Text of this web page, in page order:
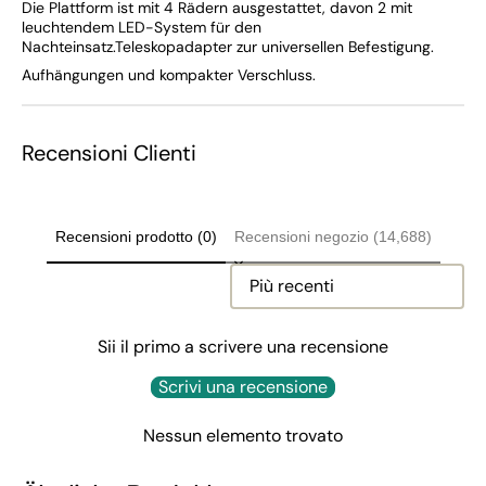
Die Plattform ist mit 4 Rädern ausgestattet, davon 2 mit
leuchtendem LED-System für den
Nachteinsatz.Teleskopadapter zur universellen Befestigung.
Aufhängungen und kompakter Verschluss.
Recensioni Clienti
Recensioni prodotto (0) Recensioni negozio (14,688)
Sort reviews by
Sii il primo a scrivere una recensione
Scrivi una recensione
Nessun elemento trovato